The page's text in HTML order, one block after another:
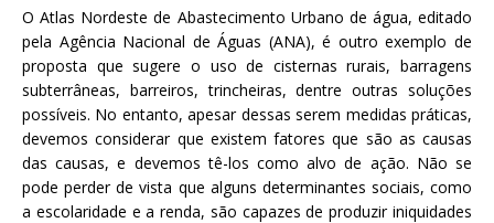
O Atlas Nordeste de Abastecimento Urbano de água, editado
pela Agência Nacional de Águas (ANA), é outro exemplo de
proposta que sugere o uso de cisternas rurais, barragens
subterrâneas, barreiros, trincheiras, dentre outras soluções
possíveis. No entanto, apesar dessas serem medidas práticas,
devemos considerar que existem fatores que são as causas
das causas, e devemos tê-los como alvo de ação. Não se
pode perder de vista que alguns determinantes sociais, como
a escolaridade e a renda, são capazes de produzir iniquidades